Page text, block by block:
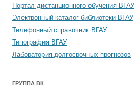
Портал дистанционного обучения ВГАУ
Электронный каталог библиотеки ВГАУ
Телефонный справочник ВГАУ
Типография ВГАУ
Лаборатория долгосрочных прогнозов
ГРУППА ВК